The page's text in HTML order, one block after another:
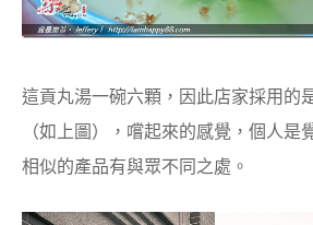
這貢丸湯一碗六顆，因此店家採用的
（如上圖），嚐起來的感覺，個人是
相似的產品有與眾不同之處。